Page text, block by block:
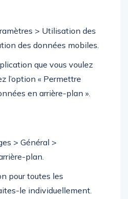
> Utilisation des
des données mobiles.
que vous voulez
l’option « Permettre
en arrière-plan ».
> Général >
plan.
pour toutes les
le individuellement.